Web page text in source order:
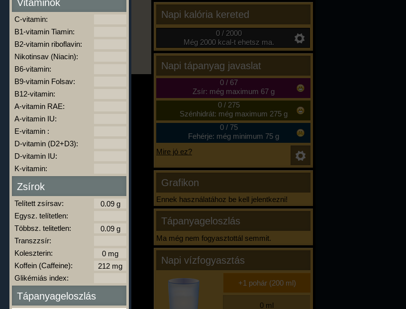
Napi kalória kereted
0 / 2000
Még 2000 kcal-t ehetsz ma.
Napi tápanyag javaslat
0/ 67
Zsír: még maximum 67 g
0/ 275
Szénhidrát: még maximum 275 g
0/ 75
Fehérje: még minimum 75 g
Mire jó ez?
Grafikon
Ennek használatához be kell jelentkezni!
Tápanyageloszlás
Ma még nem fogyasztottál semmit.
Napi vízfogyasztás
Vitaminok
C-vitamin:
B1-vitamin Tiamin:
B2-vitamin riboflavin:
Nikotinsav (Niacin):
B6-vitamin:
B9-vitamin Folsav:
B12-vitamin:
A-vitamin RAE:
A-vitamin IU:
E-vitamin :
D-vitamin (D2+D3):
D-vitamin IU:
K-vitamin:
Zsírok
Telített zsírsav:
Egysz. telítetlen:
Többsz. telitetlen:
Transzzsír:
Koleszterin:
Koffein (Caffeine):
Glikémiás index:
Tápanyageloszlás